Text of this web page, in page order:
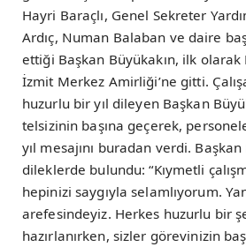
Hayri Baraçlı, Genel Sekreter
Ardıç, Numan Balaban ve daire
ettiği Başkan Büyükakın, ilk
İzmit Merkez Amirliği’ne gitti.
huzurlu bir yıl dileyen Başkan
telsizinin başına geçerek,
yıl mesajını buradan verdi. Başkan
dileklerde bulundu: “Kıymetli
hepinizi saygıyla selamlıyorum.
arefesindeyiz. Herkes huzurlu bir
hazırlanırken, sizler görevinizin